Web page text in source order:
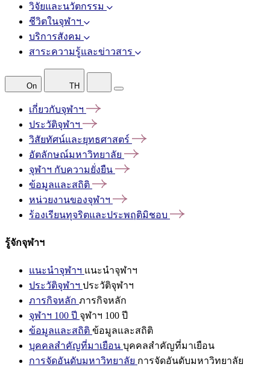
วิจัยและนวัตกรรม
ชีวิตในจุฬาฯ
บริการสังคม
สาระความรู้และข่าวสาร
On TH
เกี่ยวกับจุฬาฯ
ประวัติจุฬาฯ
วิสัยทัศน์และยุทธศาสตร์
อัตลักษณ์มหาวิทยาลัย
จุฬาฯ กับความยั่งยืน
ข้อมูลและสถิติ
หน่วยงานของจุฬาฯ
ร้องเรียนทุจริตและประพฤติมิชอบ
รู้จักจุฬาฯ
แนะนำจุฬาฯ แนะนำจุฬาฯ
ประวัติจุฬาฯ ประวัติจุฬาฯ
ภารกิจหลัก ภารกิจหลัก
จุฬาฯ 100 ปี จุฬาฯ 100 ปี
ข้อมูลและสถิติ ข้อมูลและสถิติ
บุคคลสำคัญที่มาเยือน บุคคลสำคัญที่มาเยือน
การจัดอันดับมหาวิทยาลัย การจัดอันดับมหาวิทยาลัย